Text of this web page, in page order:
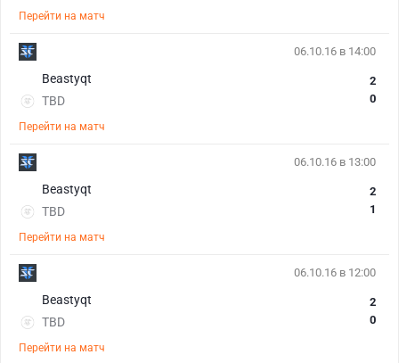
Перейти на матч
06.10.16 в 14:00
Beastyqt
TBD
2
0
Перейти на матч
06.10.16 в 13:00
Beastyqt
TBD
2
1
Перейти на матч
06.10.16 в 12:00
Beastyqt
TBD
2
0
Перейти на матч